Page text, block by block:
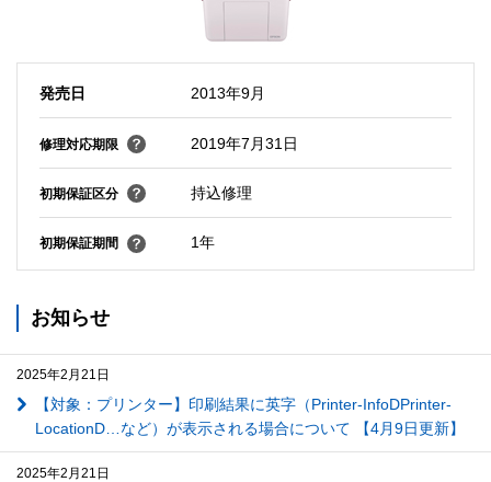
発売日 2013年9月
修理対応期限 2019年7月31日
初期保証区分 持込修理
初期保証期間 1年
お知らせ
2025年2月21日
【対象：プリンター】印刷結果に英字（Printer-InfoDPrinter-
LocationD…など）が表示される場合について 【4月9日更新】
2025年2月21日